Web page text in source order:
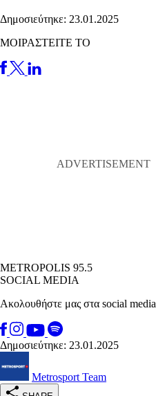
Δημοσιεύτηκε: 23.01.2025
ΜΟΙΡΑΣΤΕΙΤΕ ΤΟ
METROPOLIS 95.5
SOCIAL MEDIA
Ακολουθήστε μας στα social media
Δημοσιεύτηκε: 23.01.2025
Metrosport Team